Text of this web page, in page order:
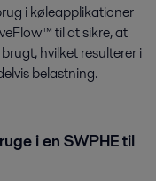
i køleapplikationer
til at sikre, at
hvilket resulterer i
belastning.
i en SWPHE til